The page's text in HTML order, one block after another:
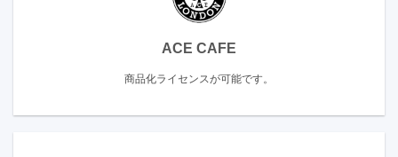
ACE CAFE
商品化ライセンスが可能です。